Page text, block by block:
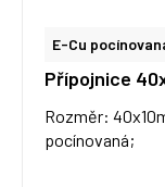
E-Cu
Přípojnice
Rozměr:
pocínovaná;